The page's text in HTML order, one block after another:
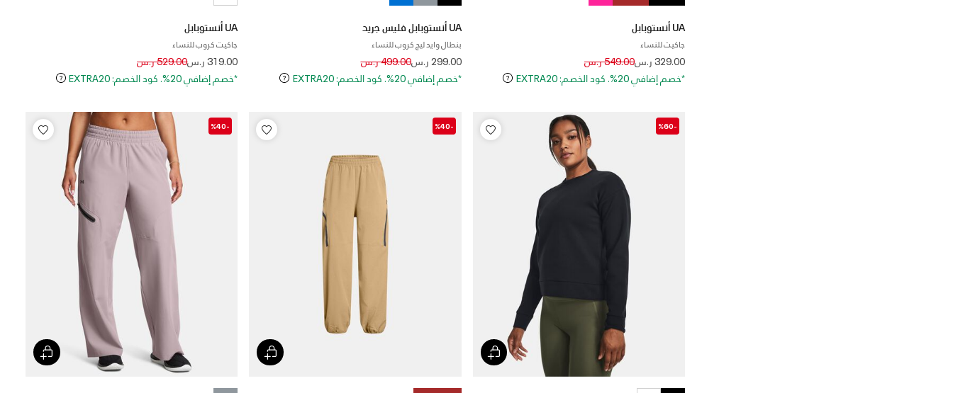
UA أنستوبابل
جاكيت للنساء
329.00 ر.سPrice reduced from
549.00 ر.سto
*خصم إضافي 20%. كود الخصم: EXTRA20
UA أنستوبابل فليس جريد
بنطال وايد ليج كروب للنساء
299.00 ر.سPrice reduced from
499.00 ر.سto
*خصم إضافي 20%. كود الخصم: EXTRA20
UA أنستوبابل
جاكيت كروب للنساء
319.00 ر.سPrice reduced from
529.00 ر.سto
*خصم إضافي 20%. كود الخصم: EXTRA20
-%60
-%40
-%40